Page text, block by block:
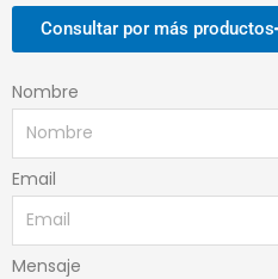
Consultar por más productos
Nombre
Email
Mensaje